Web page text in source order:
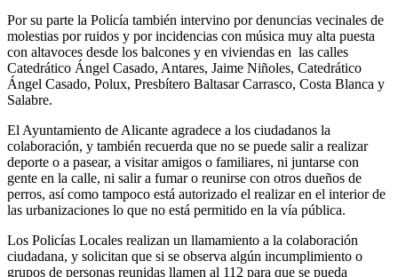
Por su parte la Policía también intervino por denuncias vecinales de
molestias por ruidos y por incidencias con música muy alta puesta
con altavoces desde los balcones y en viviendas en las calles
Catedrático Ángel Casado, Antares, Jaime Niñoles, Catedrático
Ángel Casado, Polux, Presbítero Baltasar Carrasco, Costa Blanca y
Salabre.
El Ayuntamiento de Alicante agradece a los ciudadanos la
colaboración, y también recuerda que no se puede salir a realizar
deporte o a pasear, a visitar amigos o familiares, ni juntarse con
gente en la calle, ni salir a fumar o reunirse con otros dueños de
perros, así como tampoco está autorizado el realizar en el interior de
las urbanizaciones lo que no está permitido en la vía pública.
Los Policías Locales realizan un llamamiento a la colaboración
ciudadana, y solicitan que si se observa algún incumplimiento o
grupos de personas reunidas llamen al 112 para que se pueda